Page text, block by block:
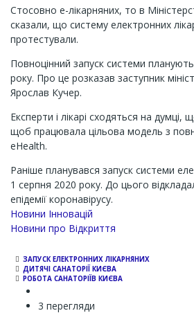
Стосовно е-лікарняних, то в
сказали, що систему електронних
протестували.
Повноцінний запуск системи
року. Про це розказав заступник
Ярослав Кучер.
Експерти і лікарі сходяться на думці,
щоб працювала цільова модель з
eHealth.
Раніше планувався запуск системи
1 серпня 2020 року. До цього
епідемії коронавірусу.
Новини Інновацій
Новини про Відкриття
ЗАПУСК ЕЛЕКТРОННИХ ЛІКАРНЯНИХ
ДИТЯЧІ САНАТОРІЇ КИЄВА
РОБОТА САНАТОРІЇВ КИЄВА
3 перегляди